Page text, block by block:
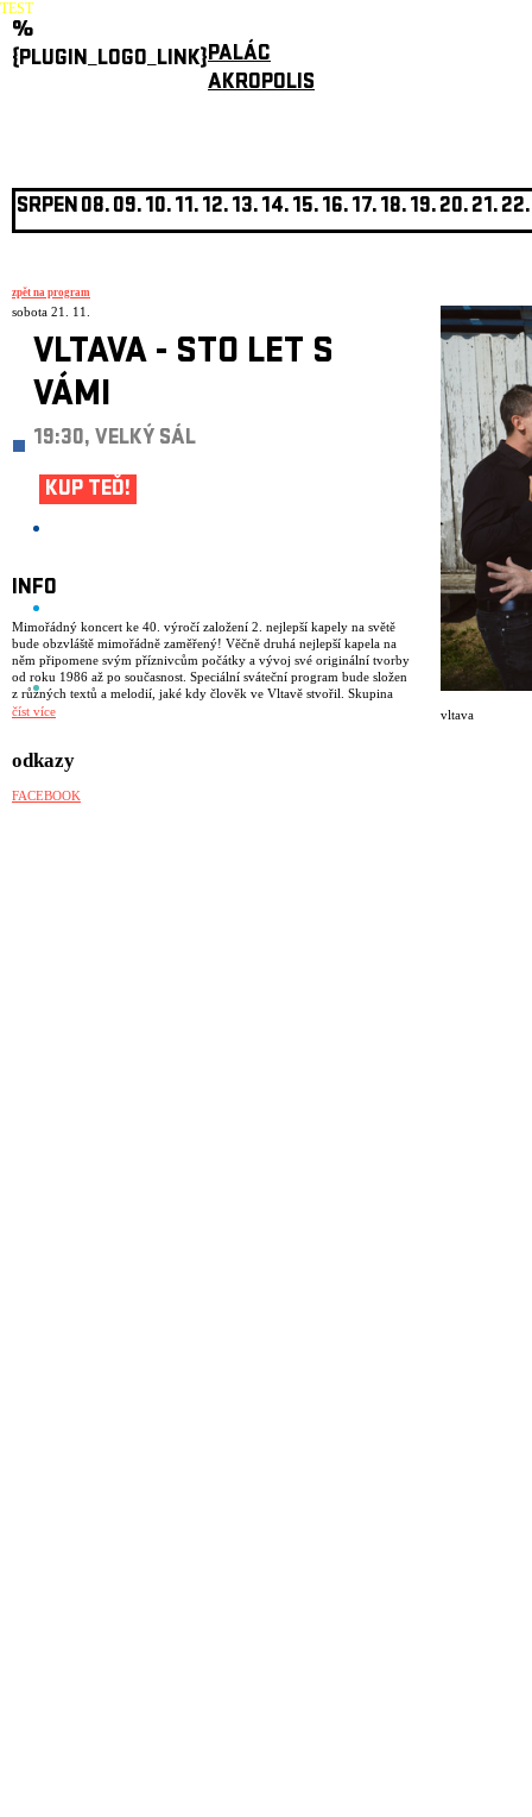
TEST
%
{PLUGIN_LOGO_LINK}PALÁC
AKROPOLIS
SRPEN08.09.10.11.12.13.14.15.16.17.18.19.20.21.22.
zpět na program
sobota 21. 11.
VLTAVA - STO LET S
VÁMI
19:30, VELKÝ SÁL
KUP TEĎ!
INFO
Mimořádný koncert ke 40. výročí založení 2. nejlepší kapely na světě
bude obzvláště mimořádně zaměřený! Věčně druhá nejlepší kapela na
něm připomene svým příznivcům počátky a vývoj své originální tvorby
od roku 1986 až po současnost. Speciální sváteční program bude složen
z různých textů a melodií, jaké kdy člověk ve Vltavě stvořil. Skupina
vznikla dávno, proto se může zdát, že působí na naší hudební scéně
číst více
odkazy
FACEBOOK
vltava